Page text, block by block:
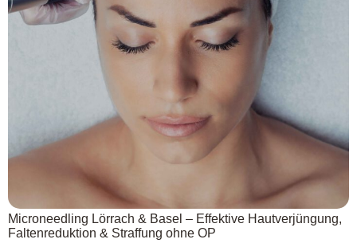
Microneedling Lörrach & Basel – Effektive Hautverjüngung,
Faltenreduktion & Straffung ohne OP